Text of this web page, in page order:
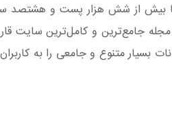
بیش از شش هزار پست و هشتصد
جامع‌ترین و کامل‌ترین سایت
بسیار متنوع و جامعی را به کاربران